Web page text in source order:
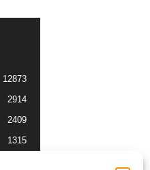
12873
2914
2409
1315